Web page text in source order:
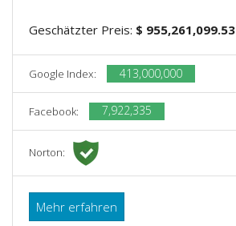
Geschätzter Preis: $ 955,261,099.53
Google Index: 413,000,000
Facebook: 7,922,335
Norton:
Mehr erfahren